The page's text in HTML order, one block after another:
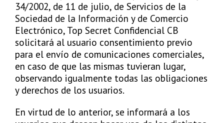
34/2002, de 11 de julio, de Servicios de la
Sociedad de la Información y de Comercio
Electrónico, Top Secret Confidencial CB
solicitará al usuario consentimiento previo
para el envío de comunicaciones comerciales,
en caso de que las mismas tuvieran lugar,
observando igualmente todas las obligaciones
y derechos de los usuarios.
En virtud de lo anterior, se informará a los